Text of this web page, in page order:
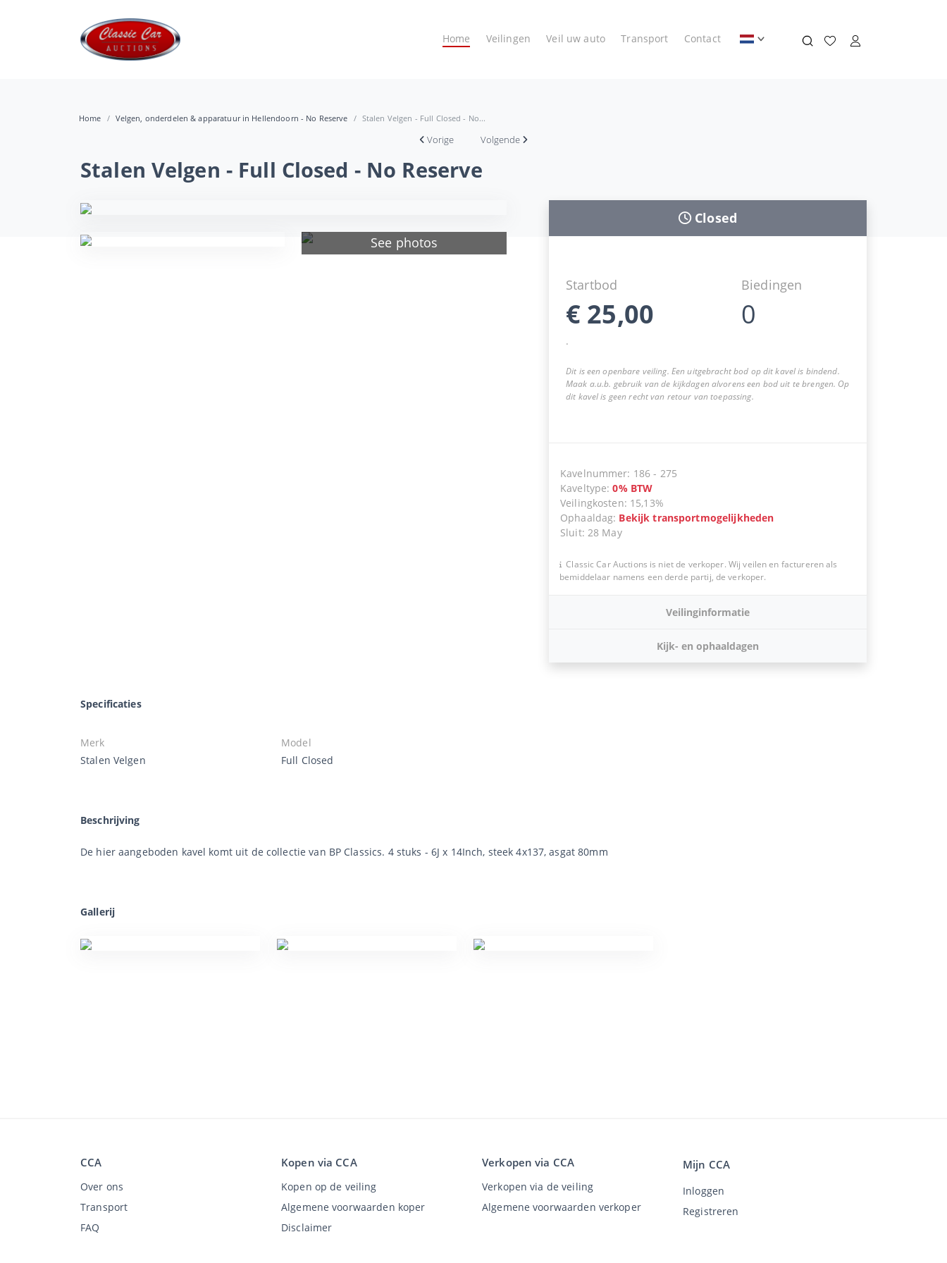
Home Veilingen Veil uw auto Transport Contact
Home Velgen, onderdelen & apparatuur in Hellendoorn - No Reserve Stalen Velgen - Full Closed - No...
Vorige Volgende
Stalen Velgen - Full Closed - No Reserve
See photos
Closed
Startbod
€ 25,00
Biedingen
0
.
Dit is een openbare veiling. Een uitgebracht bod op dit kavel is bindend.
Maak a.u.b. gebruik van de kijkdagen alvorens een bod uit te brengen. Op
dit kavel is geen recht van retour van toepassing.
Kavelnummer: 186 - 275
Kaveltype:0% BTW
Veilingkosten: 15,13%
Ophaaldag: Bekijk transportmogelijkheden
Sluit: 28 May
Classic Car Auctions is niet de verkoper. Wij veilen en factureren als
bemiddelaar namens een derde partij, de verkoper.
Veilinginformatie
Kijk- en ophaaldagen
Specificaties
Merk
Stalen Velgen
Model
Full Closed
Beschrijving
De hier aangeboden kavel komt uit de collectie van BP Classics. 4 stuks - 6J x 14Inch, steek 4x137, asgat 80mm
Gallerij
CCA
Over ons
Transport
FAQ
Kopen via CCA
Kopen op de veiling
Algemene voorwaarden koper
Disclaimer
Verkopen via CCA
Verkopen via de veiling
Algemene voorwaarden verkoper
Mijn CCA
Inloggen
Registreren